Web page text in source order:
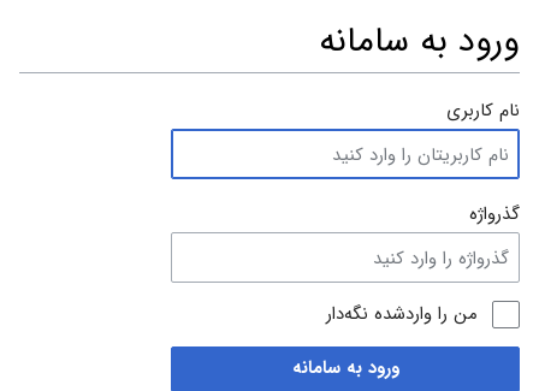
ورود به سامانه
پرش
ناوبری
پرش
جستجو
نام کاربری
گذرواژه
من را واردشده نگه‌دار
ورود به سامانه